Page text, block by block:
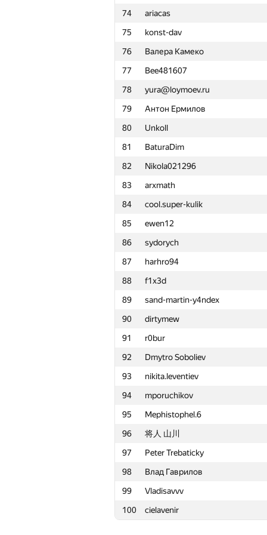
74
ariacas
75
konst-dav
76
Валера Камеко
77
Bee481607
78
yura@loymoev.ru
79
Антон Ермилов
80
Unkoll
81
BaturaDim
82
Nikola021296
83
arxmath
84
cool.super-kulik
85
ewen12
86
sydorych
87
harhro94
88
f1x3d
89
sand-martin-y4ndex
90
dirtymew
91
r0bur
92
Dmytro Soboliev
93
nikita.leventiev
94
mporuchikov
95
Mephistophel.6
96
将人 山川
97
Peter Trebaticky
98
Влад Гаврилов
99
Vladisavvv
100
cielavenir
51 ilyakor
52
levelrusso
53
sl148
54
ubik33
55
mi5
56
abbradar
57
Michael Levin
58
Жарасхан Аман
59
denxmen@211.ru
60
tsu-student
61
eduardpi
62
machy
63
bnnafish@pickorban.com
64
percywtc
65
Treven.wt
66
GSShlyaga
67
amir1muratov
68
justmax57
69
Богдан Каримов
70
Ahmad Mamdouh
71
aloo1304
72
eugene-kvon
73
kaimakov.kirill
74
ariacas
75
konst-dav
76
Валера Камеко
77
Bee481607